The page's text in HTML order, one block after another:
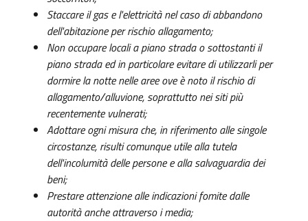
Staccare il gas e l'elettricità nel caso di abbandono
dell'abitazione per rischio allagamento;
Non occupare locali a piano strada o sottostanti il
piano strada ed in particolare evitare di utilizzarli per
dormire la notte nelle aree ove è noto il rischio di
allagamento/alluvione, soprattutto nei siti più
recentemente vulnerati;
Adottare ogni misura che, in riferimento alle singole
circostanze, risulti comunque utile alla tutela
dell'incolumità delle persone e alla salvaguardia dei
beni;
Prestare attenzione alle indicazioni fomite dalle
autorità anche attraverso i media;